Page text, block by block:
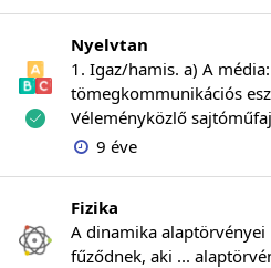
Nyelvtan
1. Igaz/hamis. a) A média:
tömegkommunikációs
Véleményközlő
9 éve
Fizika
A dinamika alaptörvényei
fűződnek, aki ...